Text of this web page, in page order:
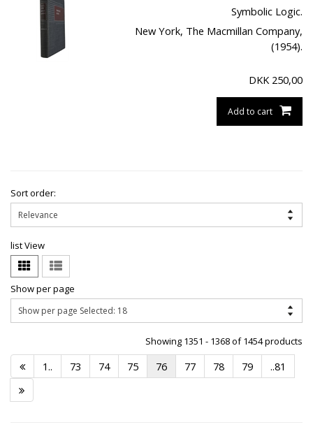
Symbolic Logic.
New York, The Macmillan Company,
(1954).
DKK 250,00
Add to cart
Sort order:
list View
Show per page
Showing 1351 - 1368 of 1454 products
1.. 73 74 75 76 77 78 79 ..81